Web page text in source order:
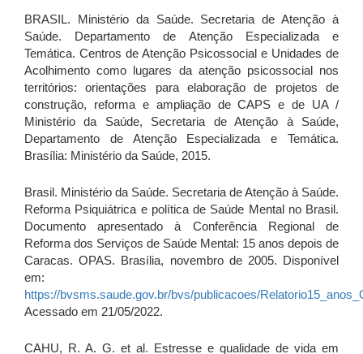
BRASIL. Ministério da Saúde. Secretaria de Atenção à
Saúde. Departamento de Atenção Especializada e
Temática. Centros de Atenção Psicossocial e Unidades de
Acolhimento como lugares da atenção psicossocial nos
territórios: orientações para elaboração de projetos de
construção, reforma e ampliação de CAPS e de UA /
Ministério da Saúde, Secretaria de Atenção à Saúde,
Departamento de Atenção Especializada e Temática.
Brasília: Ministério da Saúde, 2015.
Brasil. Ministério da Saúde. Secretaria de Atenção à Saúde.
Reforma Psiquiátrica e política de Saúde Mental no Brasil.
Documento apresentado à Conferência Regional de
Reforma dos Serviços de Saúde Mental: 15 anos depois de
Caracas. OPAS. Brasília, novembro de 2005. Disponível
em:
https://bvsms.saude.gov.br/bvs/publicacoes/
Acessado em 21/05/2022.
CAHU, R. A. G. et al. Estresse e qualidade de vida em